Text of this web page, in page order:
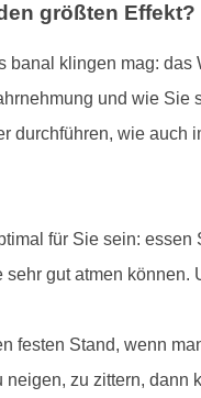
größten Effekt?
klingen mag:
und wie
durchführen, wie
für Sie sein:
gut atmen
festen Stand, wenn
zu zittern,